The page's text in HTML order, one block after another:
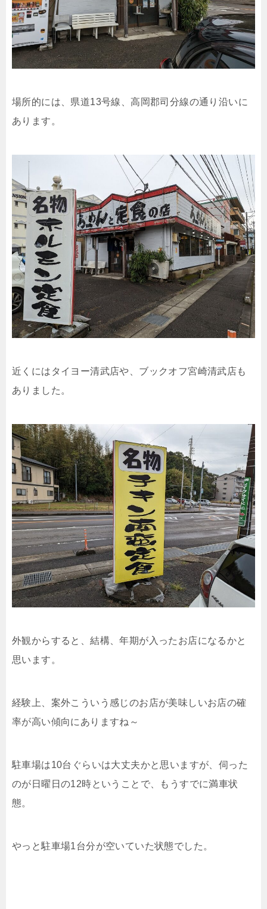
場所的には、県道13号線、高岡郡司分線の通り沿いに
あります。
近くにはタイヨー清武店や、ブックオフ宮崎清武店も
ありました。
外観からすると、結構、年期が入ったお店になるかと
思います。
経験上、案外こういう感じのお店が美味しいお店の確
率が高い傾向にありますね～
駐車場は10台ぐらいは大丈夫かと思いますが、伺った
のが日曜日の12時ということで、もうすでに満車状
態。
やっと駐車場1台分が空いていた状態でした。